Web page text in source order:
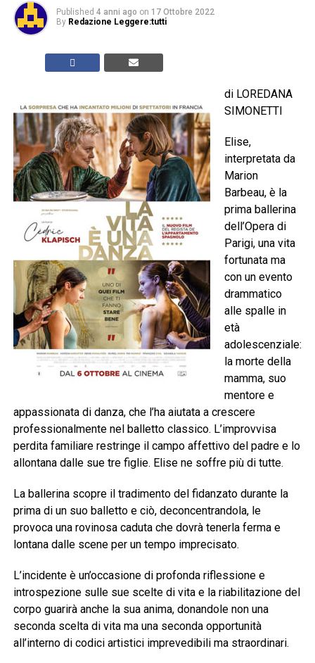
Published 4 anni ago on 17 Ottobre 2022
By Redazione Leggere:tutti
di LOREDANA
SIMONETTI
Elise,
interpretata da
Marion
Barbeau, è la
prima ballerina
dell’Opera di
Parigi, una vita
fortunata ma
con un evento
drammatico
alle spalle in
età
adolescenziale:
la morte della
mamma, suo
mentore e
appassionata di danza, che l’ha aiutata a crescere
professionalmente nel balletto classico. L’improvvisa
perdita familiare restringe il campo affettivo del padre e lo
allontana dalle sue tre figlie. Elise ne soffre più di tutte.
La ballerina scopre il tradimento del fidanzato durante la
prima di un suo balletto e ciò, deconcentrandola, le
provoca una rovinosa caduta che dovrà tenerla ferma e
lontana dalle scene per un tempo imprecisato.
L’incidente è un’occasione di profonda riflessione e
introspezione sulle sue scelte di vita e la riabilitazione del
corpo guarirà anche la sua anima, donandole non una
seconda scelta di vita ma una seconda opportunità
all’interno di codici artistici imprevedibili ma straordinari.